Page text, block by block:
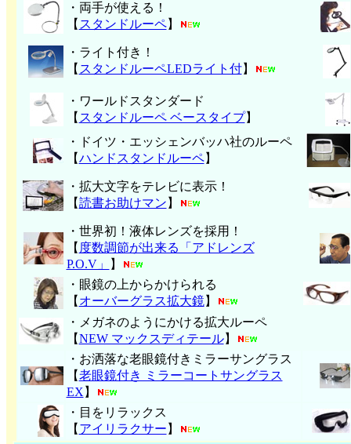
・両手が使える！
【 スタンドルーペ】
・ライト付き！
【 スタンドルーペLEDライト付】
・ワールドスタンダード
【 スタンドルーペ ベースタイプ】
・ドイツ・エッシェンバッハ社のルーペ
【ハンド スタンドルーペ】
・拡大文字をテレビに表示！
【読書お助けマン 】
・世界初！液体レンズを採用！
【 度数調節が出来る「アドレンズ
P.O.V」
】
・眼鏡の上からかけられる
【 オーバーグラス拡大鏡】
・メガネのようにかける拡大ルーペ
【NEW マックスディテール】
・お洒落な老眼鏡付きミラーサングラス
【老眼鏡付き ミラーコートサングラス
EX 】
・目をリラックス
【 アイリラクサー 】